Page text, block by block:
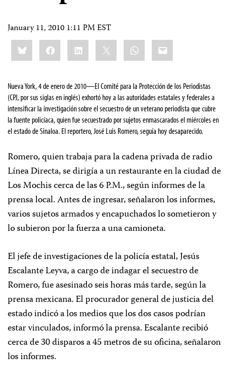
January 11, 2010 1:11 PM EST
Share
this:BlueskyFacebookLinkedIn WhatsApp
Email
Nueva York, 4 de enero de 2010—El Comité para la Protección de los Periodistas
(CPJ, por sus siglas en inglés) exhortó hoy a las autoridades estatales y federales a
intensificar la investigación sobre el secuestro de un veterano periodista que cubre
la fuente policíaca, quien fue secuestrado por sujetos enmascarados el miércoles en
el estado de Sinaloa. El reportero, José Luis Romero, seguía hoy desaparecido.
Romero, quien trabaja para la cadena privada de radio
Línea Directa, se dirigía a un restaurante en la ciudad de
Los Mochis cerca de las 6 P.M., según informes de la
prensa local. Antes de ingresar, señalaron los informes,
varios sujetos armados y encapuchados lo sometieron y
lo subieron por la fuerza a una camioneta.
El jefe de investigaciones de la policía estatal, Jesús
Escalante Leyva, a cargo de indagar el secuestro de
Romero, fue asesinado seis horas más tarde, según la
prensa mexicana. El procurador general de justicia del
estado indicó a los medios que los dos casos podrían
estar vinculados, informó la prensa. Escalante recibió
cerca de 30 disparos a 45 metros de su oficina, señalaron
los informes.